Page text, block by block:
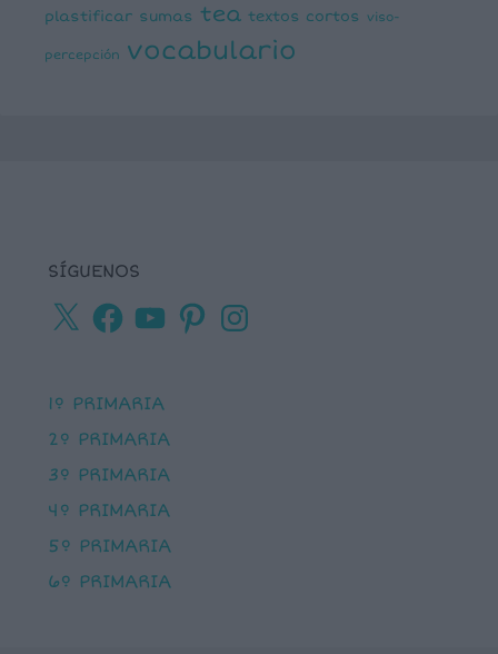
plastificar sumas tea textos cortos viso-
percepción vocabulario
SÍGUENOS
X
Facebook
YouTubePinterestInstagram
1º PRIMARIA
2º PRIMARIA
3º PRIMARIA
4º PRIMARIA
5º PRIMARIA
6º PRIMARIA